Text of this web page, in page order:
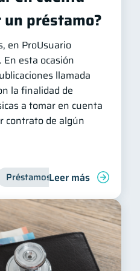
préstamo?
en ProUsuario
esta ocasión
llamada
la finalidad de
a tomar en cuenta
contrato de algún
Préstamos Entidad financiera
Leer más